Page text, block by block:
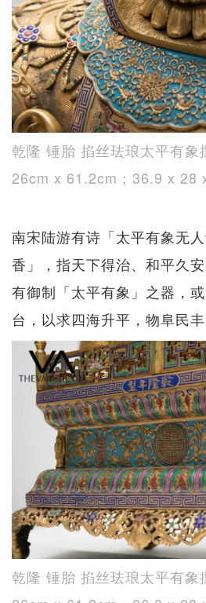
乾隆 锤胎 掐丝珐琅太平有
26cm x 61.2cm；36.9 x 28
南宋陆游有诗「太平有象无
香」，指天下得治、和平久
有御制「太平有象」之器，
台，以求四海升平，物阜民丰
乾隆 锤胎 掐丝珐琅太平有